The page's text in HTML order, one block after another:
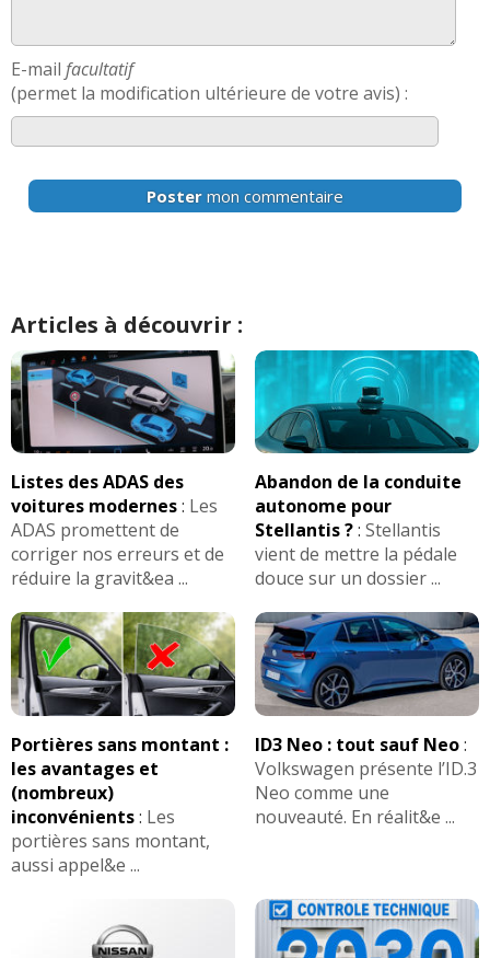
E-mail facultatif
(permet la modification ultérieure de votre avis) :
Poster mon commentaire
Articles à découvrir :
Listes des ADAS des
voitures modernes: Les
ADAS promettent de
corriger nos erreurs et de
réduire la gravit&ea ...
Abandon de la conduite
autonome pour
Stellantis ?: Stellantis
vient de mettre la pédale
douce sur un dossier ...
Portières sans montant :
les avantages et
(nombreux)
inconvénients: Les
portières sans montant,
aussi appel&e ...
ID3 Neo : tout sauf Neo:
Volkswagen présente l’ID.3
Neo comme une
nouveauté. En réalit&e ...